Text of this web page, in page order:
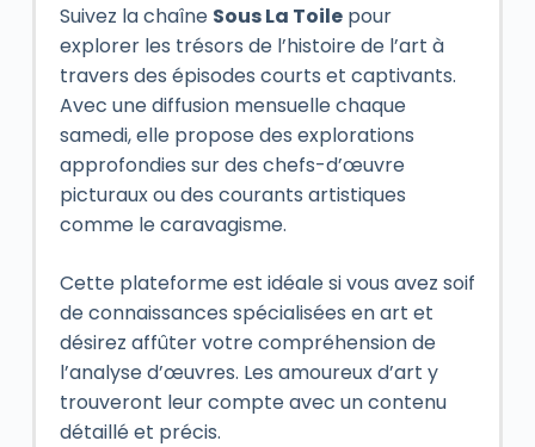
Suivez la chaîne Sous La Toilepour
explorer les trésors de l’histoire de l’art à
travers des épisodes courts et captivants.
Avec une diffusion mensuelle chaque
samedi, elle propose des explorations
approfondies sur des chefs-d’œuvre
picturaux ou des courants artistiques
comme le caravagisme.
Cette plateforme est idéale si vous avez soif
de connaissances spécialisées en art et
désirez affûter votre compréhension de
l’analyse d’œuvres. Les amoureux d’art y
trouveront leur compte avec un contenu
détaillé et précis.